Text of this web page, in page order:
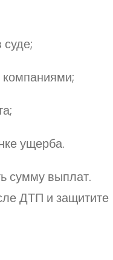
ущерба.
сумму выплат.
ДТП и защитите